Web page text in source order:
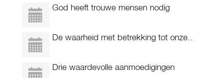
God heeft trouwe mensen nodig
De waarheid met betrekking tot onze..
Drie waardevolle aanmoedigingen